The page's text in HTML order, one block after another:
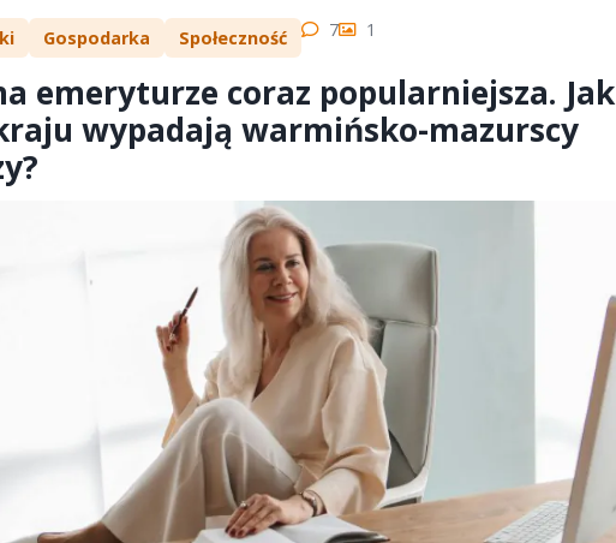
Gospodarka Społeczność 7 1
emeryturze coraz popularniejsza. Jak
wypadają warmińsko-mazurscy